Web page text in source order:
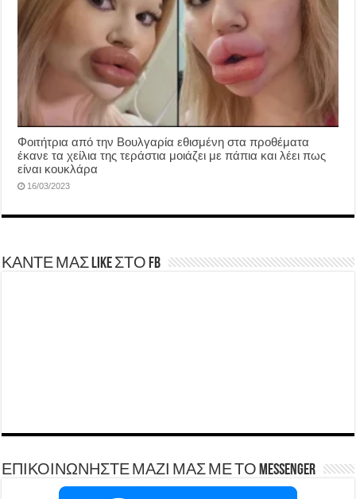
Φοιτήτρια από την Βουλγαρία εθισμένη στα προθέματα
έκανε τα χείλια της τεράστια μοιάζει με πάπια και λέει πως
είναι κουκλάρα
16/03/2023
ΚΑΝΤΕ ΜΑΣ LIKE ΣΤΟ FB
ΕΠΙΚΟΙΝΩΝΗΣΤΕ ΜΑΖΙ ΜΑΣ ΜΕ ΤΟ Messenger